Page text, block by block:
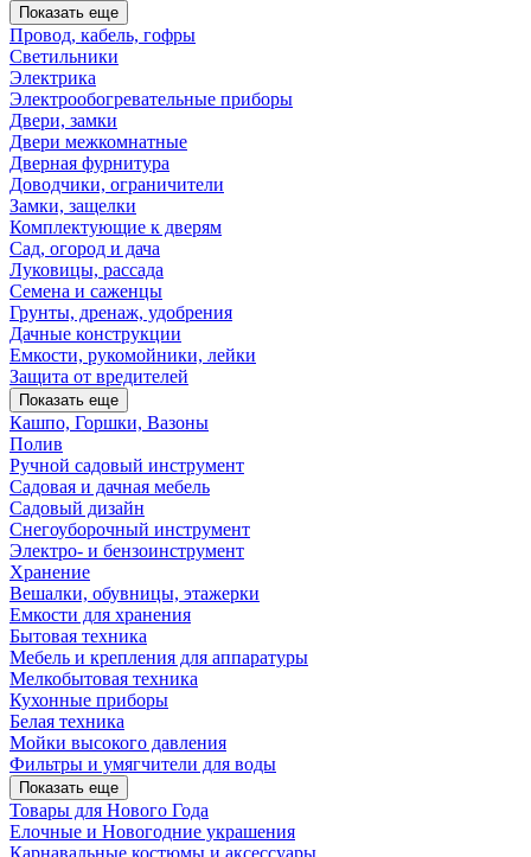
Показать еще
Провод, кабель, гофры
Светильники
Электрика
Электрообогревательные приборы
Двери, замки
Двери межкомнатные
Дверная фурнитура
Доводчики, ограничители
Замки, защелки
Комплектующие к дверям
Сад, огород и дача
Луковицы, рассада
Семена и саженцы
Грунты, дренаж, удобрения
Дачные конструкции
Емкости, рукомойники, лейки
Защита от вредителей
Показать еще
Кашпо, Горшки, Вазоны
Полив
Ручной садовый инструмент
Садовая и дачная мебель
Садовый дизайн
Снегоуборочный инструмент
Электро- и бензоинструмент
Хранение
Вешалки, обувницы, этажерки
Емкости для хранения
Бытовая техника
Мебель и крепления для аппаратуры
Мелкобытовая техника
Кухонные приборы
Белая техника
Мойки высокого давления
Фильтры и умягчители для воды
Показать еще
Товары для Нового Года
Елочные и Новогодние украшения
Карнавальные костюмы и аксессуары